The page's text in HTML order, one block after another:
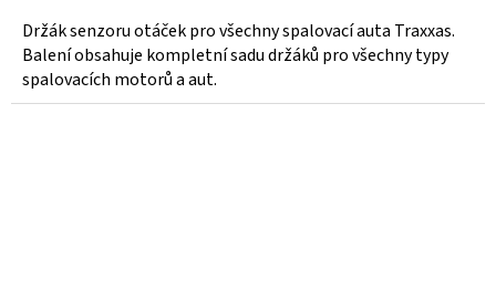
Držák senzoru otáček pro všechny spalovací auta Traxxas.
Balení obsahuje kompletní sadu držáků pro všechny typy
spalovacích motorů a aut.